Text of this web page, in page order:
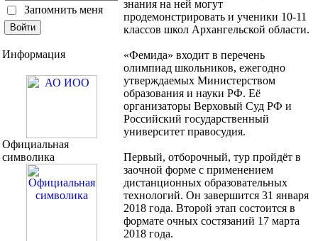
Запомнить меня
Информация
Официальная
символика
знания на ней могут
продемонстрировать и ученики 10-11
классов школ Архангельской области.
«Фемида» входит в перечень
олимпиад школьников, ежегодно
утверждаемых Министерством
образования и науки РФ. Её
организаторы Верховый Суд РФ и
Российский государственный
университет правосудия.
Первый, отборочный, тур пройдёт в
заочной форме с применением
дистанционных образовательных
технологий. Он завершится 31 января
2018 года. Второй этап состоится в
формате очных состязаний 17 марта
2018 года.